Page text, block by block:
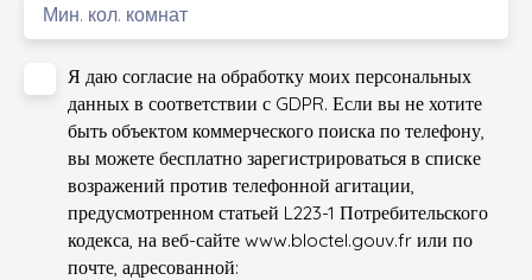
Мин. кол. комнат
Я даю согласие на обработку моих персональных
данных в соответствии с GDPR. Если вы не хотите
быть объектом коммерческого поиска по телефону,
вы можете бесплатно зарегистрироваться в списке
возражений против телефонной агитации,
предусмотренном статьей L223-1 Потребительского
кодекса, на веб-сайте www.bloctel.gouv.fr или по
почте, адресованной: